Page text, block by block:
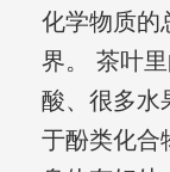
化学物质的
界。 茶叶
酸、很多水
于酚类化合